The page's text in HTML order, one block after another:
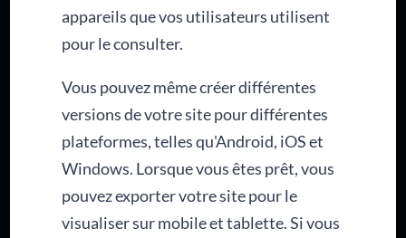
appareils que vos utilisateurs utilisent
pour le consulter.
Vous pouvez même créer différentes
versions de votre site pour différentes
plateformes, telles qu'Android, iOS et
Windows. Lorsque vous êtes prêt, vous
pouvez exporter votre site pour le
visualiser sur mobile et tablette. Si vous